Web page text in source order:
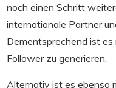
noch einen Schritt
internationale Partner
Dementsprechend ist
Follower zu generieren.
Alternativ ist es ebenso